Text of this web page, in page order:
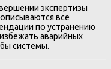
экспертизы
все
по устранению
аварийных
системы.